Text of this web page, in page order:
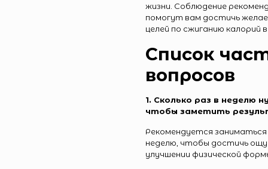
жизни. Соблюдение
помогут вам достичь
целей по сжиганию калорий
Список
вопросов
1. Сколько раз в неделю
чтобы заметить
Рекомендуется
неделю, чтобы достичь
улучшении физической